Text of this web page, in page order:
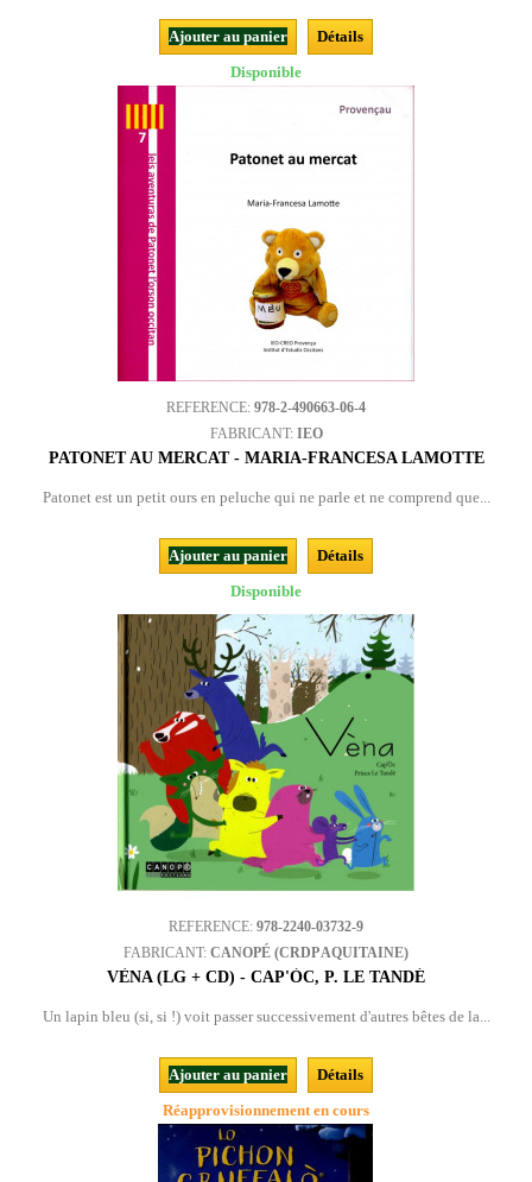
Ajouter au panier
Détails
Disponible
REFERENCE: 978-2-490663-06-4
FABRICANT: IEO
PATONET AU MERCAT - MARIA-FRANCESA LAMOTTE
Patonet est un petit ours en peluche qui ne parle et ne comprend que...
Ajouter au panier
Détails
Disponible
REFERENCE: 978-2240-03732-9
FABRICANT: CANOPÉ (CRDP AQUITAINE)
VÈNA (LG + CD) - CAP'ÒC, P. LE TANDÉ
Un lapin bleu (si, si !) voit passer successivement d'autres bêtes de la...
Ajouter au panier
Détails
Réapprovisionnement en cours